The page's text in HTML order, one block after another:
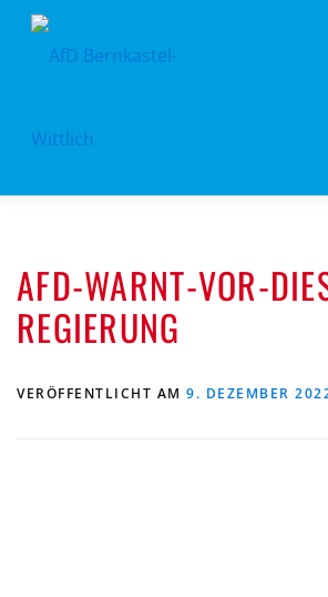
Zum
KONTAKT MITGLIED WERDEN
IMPRESSUM
AFD-WARNT-VOR-
REGIERUNG
VERÖFFENTLICHT AM 9. DEZEMBER